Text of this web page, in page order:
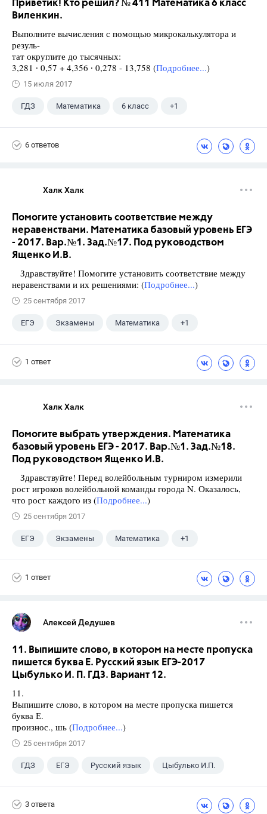
Приветик! Кто решил? № 411 Математика 6 класс
Виленкин.
Выполните вычисления с помощью микрокалькулятора и
резуль-
тат округлите до тысячных:
3,281 ∙ 0,57 + 4,356 ∙ 0,278 - 13,758 (Подробнее...)
15 июля 2017
ГДЗ Математика 6 класс +1
6 ответов
Халк Халк
Помогите установить соответствие между
неравенствами. Математика базовый уровень ЕГЭ
- 2017. Вар.№1. Зад.№17. Под руководством
Ященко И.В.
Здравствуйте! Помогите установить соответствие между
неравенствами и их решениями: (Подробнее...)
25 сентября 2017
ЕГЭ Экзамены Математика +1
1 ответ
Халк Халк
Помогите выбрать утверждения. Математика
базовый уровень ЕГЭ - 2017. Вар.№1. Зад.№18.
Под руководством Ященко И.В.
Здравствуйте! Перед волейбольным турниром измерили
рост игроков волейбольной команды города N. Оказалось,
что рост каждого из (Подробнее...)
25 сентября 2017
ЕГЭ Экзамены Математика +1
1 ответ
Алексей Дедушев
11. Выпишите слово, в котором на месте пропуска
пишется буква Е. Русский язык ЕГЭ-2017
Цыбулько И. П. ГДЗ. Вариант 12.
11.
Выпишите слово, в котором на месте пропуска пишется
буква Е.
произнос., шь (Подробнее...)
25 сентября 2017
ГДЗ ЕГЭ Русский язык Цыбулько И.П.
3 ответа